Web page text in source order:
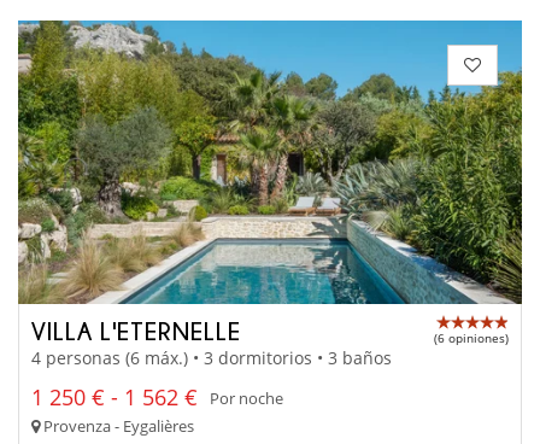
VILLA L'ETERNELLE (6 opiniones)
4 personas (6 máx.) • 3 dormitorios • 3 baños
1 250 € - 1 562 €
Por noche
Provenza - Eygalières